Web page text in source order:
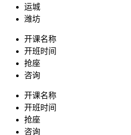
运城
潍坊
开课名称
开班时间
抢座
咨询
开课名称
开班时间
抢座
咨询